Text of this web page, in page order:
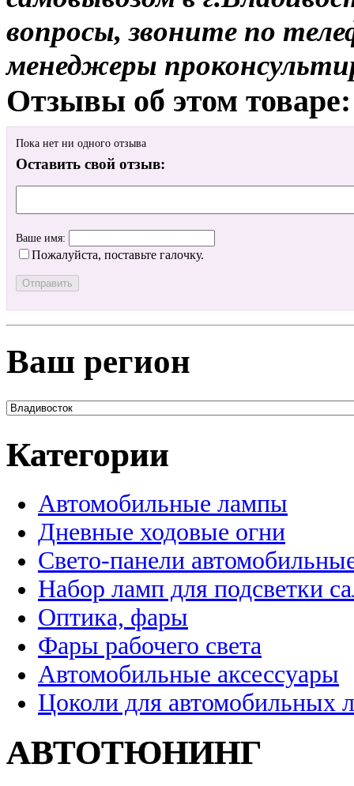
вопросы, звоните по
менеджеры
Отзывы об этом товаре:
Пока нет ни одного отзыва
Оставить свой отзыв:
Ваше имя:
Пожалуйста, поставьте галочку.
Ваш регион
Категории
Автомобильные лампы
Дневные ходовые огни
Свето-панели
Набор ламп для подсветки
Оптика, фары
Фары рабочего света
Автомобильные аксессуары
Цоколи для автомобильных
АВТОТЮНИНГ